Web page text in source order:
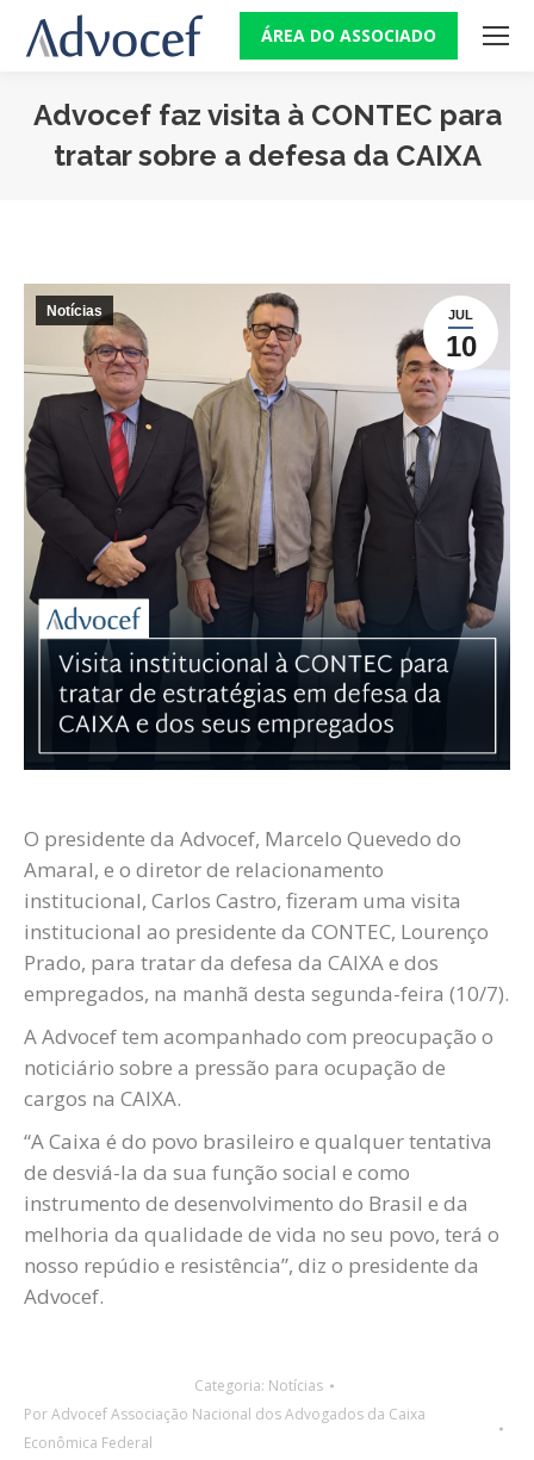
ÁREA DO ASSOCIADO
Advocef faz visita à CONTEC para
tratar sobre a defesa da CAIXA
JUL
10
Notícias
O presidente da Advocef, Marcelo Quevedo do
Amaral, e o diretor de relacionamento
institucional, Carlos Castro, fizeram uma visita
institucional ao presidente da CONTEC, Lourenço
Prado, para tratar da defesa da CAIXA e dos
empregados, na manhã desta segunda-feira (10/7).
A Advocef tem acompanhado com preocupação o
noticiário sobre a pressão para ocupação de
cargos na CAIXA.
“A Caixa é do povo brasileiro e qualquer tentativa
de desviá-la da sua função social e como
instrumento de desenvolvimento do Brasil e da
melhoria da qualidade de vida no seu povo, terá o
nosso repúdio e resistência”, diz o presidente da
Advocef.
Categoria: Notícias
PorAdvocef Associação Nacional dos Advogados da Caixa
Econômica Federal